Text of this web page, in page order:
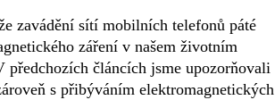
zavádění sítí mobilních telefonů páté
záření v našem životním
předchozích článcích jsme upozorňovali
s přibýváním elektromagnetických